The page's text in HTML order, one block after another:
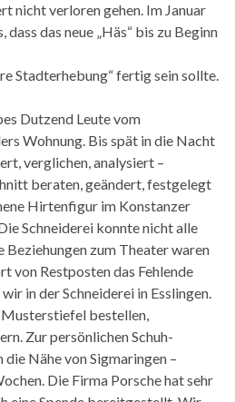
nicht verloren gehen. Im Januar
das neue „Häs“ bis zu Beginn
Stadterhebung“ fertig sein sollte.
Dutzend Leute vom
Wohnung. Bis spät in die Nacht
verglichen, analysiert –
beraten, geändert, festgelegt
Hirtenfigur im Konstanzer
Schneiderei konnte nicht alle
zum Theater waren
von Restposten das Fehlende
in der Schneiderei in Esslingen.
bestellen,
Zur persönlichen Schuh-
Nähe von Sigmaringen –
Die Firma Porsche hat sehr